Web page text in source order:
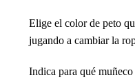
Elige el color de peto
jugando a cambiar la
Indica para qué